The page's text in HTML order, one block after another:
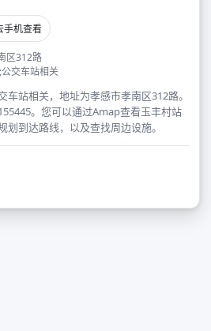
手机查看
区312路
交车站相关
车站相关，地址为孝感市孝南区312路。
。您可以通过Amap查看玉丰村站
划到达路线，以及查找周边设施。